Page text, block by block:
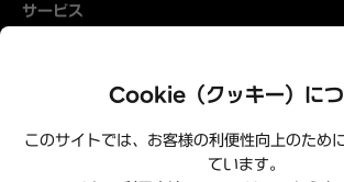
サービス
Cookie（クッキー）に
このサイトでは、お客様の利便性向上のた
ています。